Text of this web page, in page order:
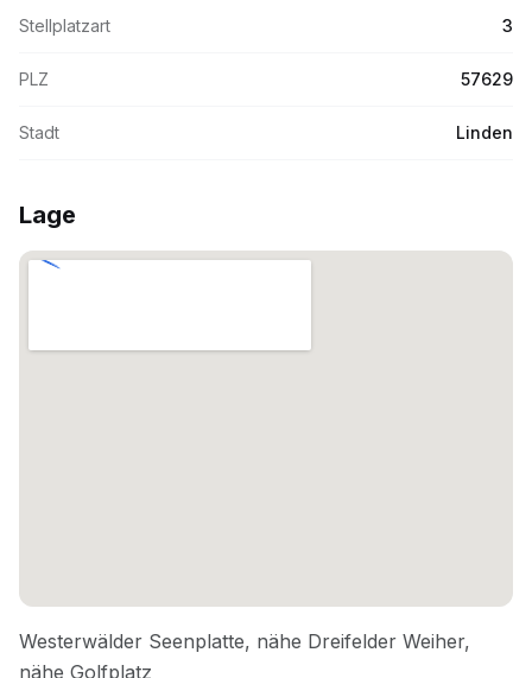
Stellplatzart 3
PLZ 57629
Stadt Linden
Lage